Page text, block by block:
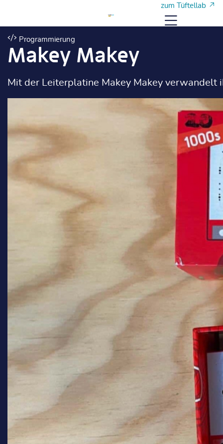
zum Tüftellab
Menü
Programmierung
Makey Makey
Mit der Leiterplatine Makey Makey verwandelt